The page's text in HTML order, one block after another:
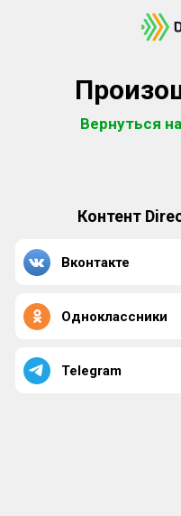
Вернуться
Контент
Вконтакте
Одноклассники
Telegram